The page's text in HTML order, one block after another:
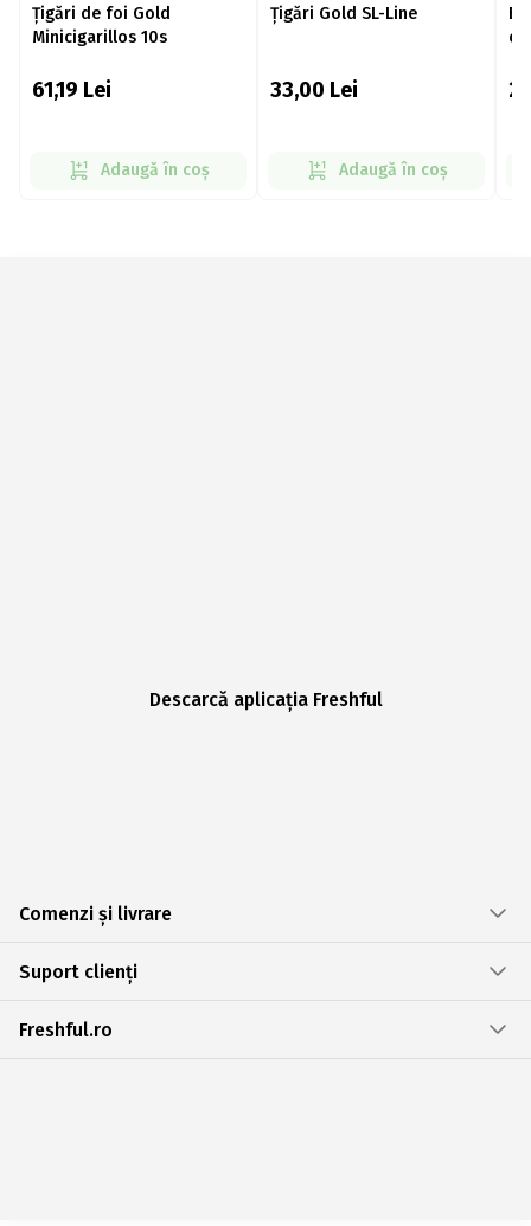
Țigări de foi Gold
Minicigarillos 10s
61,19 Lei
Adaugă în coș
Țigări Gold SL-Line
33,00 Lei
Adaugă în coș
Descarcă aplicația Freshful
Comenzi și livrare
Suport clienți
Freshful.ro